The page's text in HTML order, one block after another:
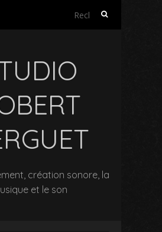
Rechercher :
création sonore, la
et le son